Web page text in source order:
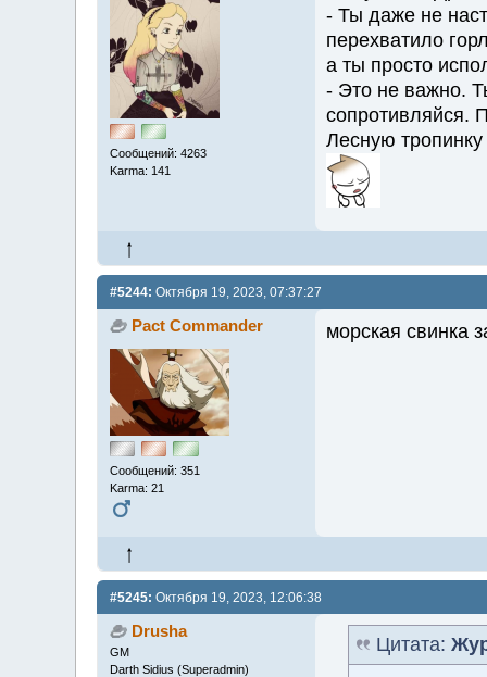
Сообщений: 4263
Karma: 141
- Ты даже не
перехватило
а ты просто
- Это не важно.
сопротивляйся.
Лесную
#5244: Октября 19, 2023, 07:37:27
Pact Commander
Сообщений: 351
Karma: 21
морская свинка
#5245: Октября 19, 2023, 12:06:38
Drusha
GM
Darth Sidius (Superadmin)
Цитата: